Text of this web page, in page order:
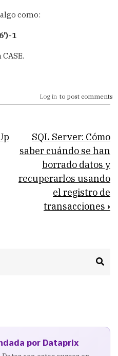
como:
1
Log in to post comments
SQL Server: Cómo
saber cuándo se han
borrado datos y
recuperarlos usando
el registro de
transacciones ›
por Dataprix